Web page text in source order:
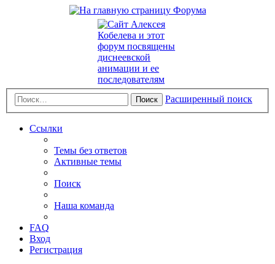
Поиск Расширенный поиск
Ссылки
Темы без ответов
Активные темы
Поиск
Наша команда
FAQ
Вход
Регистрация